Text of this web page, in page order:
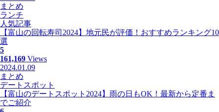
まとめ
ランチ
人気記事
【富山の回転寿司2024】地元民が評価！おすすめランキング10
選
5
161,169 Views
2024.01.09
まとめ
デートスポット
【富山のデートスポット2024】雨の日もOK！最新から定番ま
でご紹介